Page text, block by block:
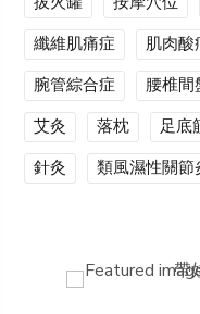
纖維肌痛症
肌肉酸
腕管綜合症
腰椎間
艾灸
落枕 足底
針灸
類風濕性關節